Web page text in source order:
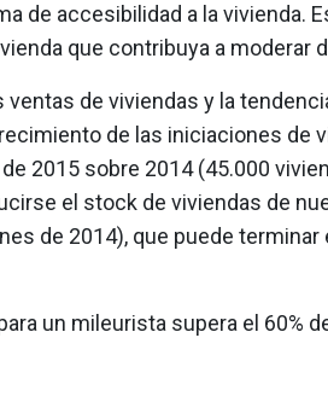
de accesibilidad a la vivienda.
que contribuya a moderar
ventas de viviendas y la
de las iniciaciones de
2015 sobre 2014 (45.000
el stock de viviendas de
de 2014), que puede terminar
un mileurista supera el 60%